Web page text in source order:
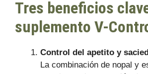
Tres beneficios
suplemento V-
Control del apetito y
La combinación de nopal y